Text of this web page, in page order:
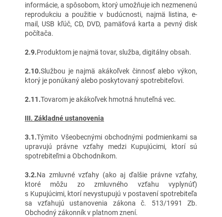
informácie, a spôsobom, ktorý umožňuje ich nezmenenú
reprodukciu a použitie v budúcnosti, najmä listina, e-
mail, USB kľúč, CD, DVD, pamäťová karta a pevný disk
počítača.
2.9.Produktom je najmä tovar, služba, digitálny obsah.
2.10.Službou je najmä akákoľvek činnosť alebo výkon,
ktorý je ponúkaný alebo poskytovaný spotrebiteľovi.
2.11.Tovarom je akákoľvek hmotná hnuteľná vec.
III. Základné ustanovenia
3.1.Týmito Všeobecnými obchodnými podmienkami sa
upravujú právne vzťahy medzi Kupujúcimi, ktorí sú
spotrebiteľmi a Obchodníkom.
3.2.Na zmluvné vzťahy (ako aj ďalšie právne vzťahy,
ktoré môžu zo zmluvného vzťahu vyplynúť)
s Kupujúcimi, ktorí nevystupujú v postavení spotrebiteľa
sa vzťahujú ustanovenia zákona č. 513/1991 Zb.
Obchodný zákonník v platnom znení.